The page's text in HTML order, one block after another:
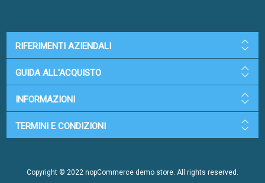
RIFERIMENTI AZIENDALI
GUIDA ALL'ACQUISTO
INFORMAZIONI
TERMINI E CONDIZIONI
Copyright © 2022 nopCommerce demo store. All rights reserved.